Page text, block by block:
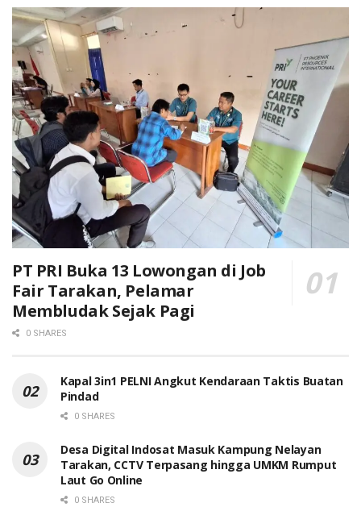
PT PRI Buka 13 Lowongan di Job
Fair Tarakan, Pelamar
Membludak Sejak Pagi
0 SHARES
Kapal 3in1 PELNI Angkut Kendaraan Taktis Buatan
Pindad
0 SHARES
Desa Digital Indosat Masuk Kampung Nelayan
Tarakan, CCTV Terpasang hingga UMKM Rumput
Laut Go Online
0 SHARES